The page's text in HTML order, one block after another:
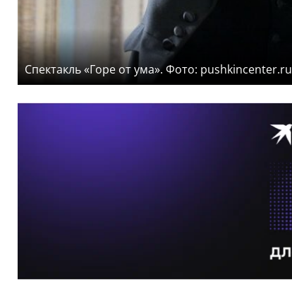
Спектакль «Горе от ума». Фото: pushkincenter.ru